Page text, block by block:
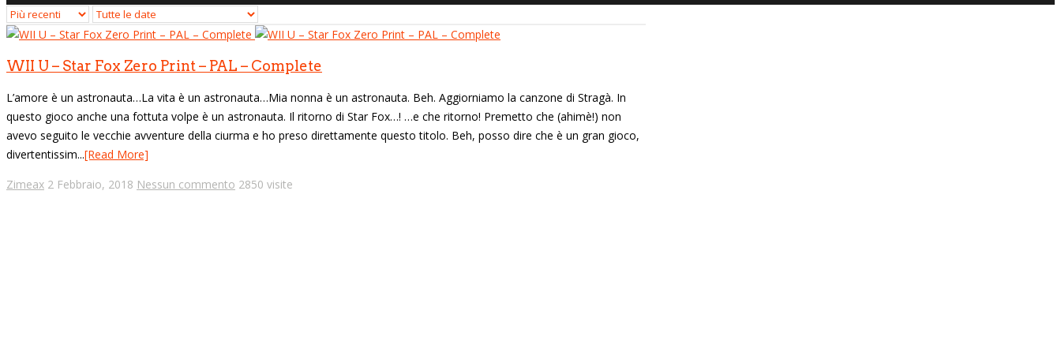
WII U – Star Fox Zero Print – PAL – Complete
L’amore è un astronauta…La vita è un astronauta…Mia nonna è un astronauta. Beh. Aggiorniamo la canzone di Stragà. In
questo gioco anche una fottuta volpe è un astronauta. Il ritorno di Star Fox…! …e che ritorno! Premetto che (ahimè!) non
avevo seguito le vecchie avventure della ciurma e ho preso direttamente questo titolo. Beh, posso dire che è un gran gioco,
divertentissim...[Read More]
Zimeax 2 Febbraio, 2018 Nessun commento 2850 visite